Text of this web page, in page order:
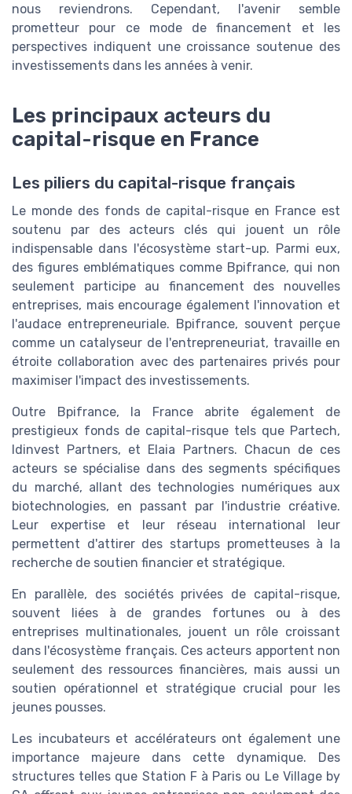
nous reviendrons. Cependant, l'avenir semble
prometteur pour ce mode de financement et les
perspectives indiquent une croissance soutenue des
investissements dans les années à venir.
Les principaux acteurs du
capital-risque en France
Les piliers du capital-risque français
Le monde des fonds de capital-risque en France est
soutenu par des acteurs clés qui jouent un rôle
indispensable dans l'écosystème start-up. Parmi eux,
des figures emblématiques comme Bpifrance, qui non
seulement participe au financement des nouvelles
entreprises, mais encourage également l'innovation et
l'audace entrepreneuriale. Bpifrance, souvent perçue
comme un catalyseur de l'entrepreneuriat, travaille en
étroite collaboration avec des partenaires privés pour
maximiser l'impact des investissements.
Outre Bpifrance, la France abrite également de
prestigieux fonds de capital-risque tels que Partech,
Idinvest Partners, et Elaia Partners. Chacun de ces
acteurs se spécialise dans des segments spécifiques
du marché, allant des technologies numériques aux
biotechnologies, en passant par l'industrie créative.
Leur expertise et leur réseau international leur
permettent d'attirer des startups prometteuses à la
recherche de soutien financier et stratégique.
En parallèle, des sociétés privées de capital-risque,
souvent liées à de grandes fortunes ou à des
entreprises multinationales, jouent un rôle croissant
dans l'écosystème français. Ces acteurs apportent non
seulement des ressources financières, mais aussi un
soutien opérationnel et stratégique crucial pour les
jeunes pousses.
Les incubateurs et accélérateurs ont également une
importance majeure dans cette dynamique. Des
structures telles que Station F à Paris ou Le Village by